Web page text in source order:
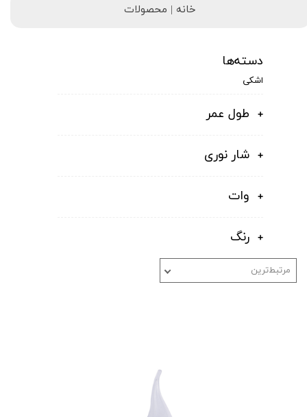
خانه | محصولات
دسته‌ها
اشکی
طول عمر
شار نوری
وات
رنگ
مرتبط‌ترین